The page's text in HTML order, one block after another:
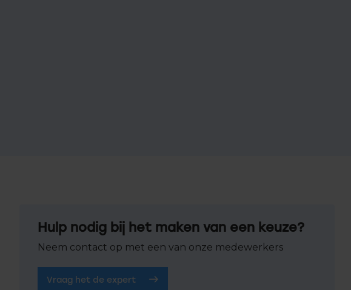
Hulp nodig bij het maken van een keuze?
Neem contact op met een van onze medewerkers
Vraag het de expert